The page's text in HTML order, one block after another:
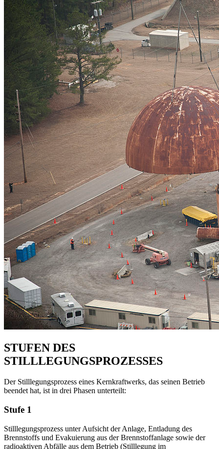
STUFEN DES
STILLLEGUNGSPROZESSES
Der Stilllegungsprozess eines Kernkraftwerks, das seinen Betrieb
beendet hat, ist in drei Phasen unterteilt:
Stufe 1
Stilllegungsprozess unter Aufsicht der Anlage, Entladung des
Brennstoffs und Evakuierung aus der Brennstoffanlage sowie der
radioaktiven Abfälle aus dem Betrieb (Stilllegung im